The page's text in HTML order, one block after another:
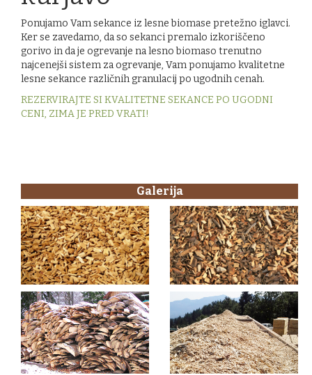
Ponujamo Vam sekance iz lesne biomase pretežno iglavci.
Ker se zavedamo, da so sekanci premalo izkoriščeno
gorivo in da je ogrevanje na lesno biomaso trenutno
najcenejši sistem za ogrevanje, Vam ponujamo kvalitetne
lesne sekance različnih granulacij po ugodnih cenah.
REZERVIRAJTE SI KVALITETNE SEKANCE PO UGODNI
CENI, ZIMA JE PRED VRATI!
Galerija